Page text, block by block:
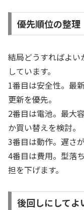
優先順位の整理
結局どうすればよい
しています。
1番目は安全性。最
更新を優先。
2番目は電池。最大
か買い替えを検討。
3番目は動作。遅さ
4番目は費用。型落
担を下げます。
後回しにしてよ